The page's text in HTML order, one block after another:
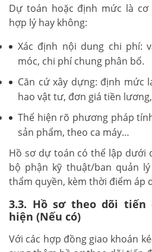
Dự toán hoặc định mức là
hợp lý hay không:
Xác định nội dung chi phí:
móc, chi phí chung phân bổ.
Căn cứ xây dựng: định mức
hao vật tư, đơn giá tiền
Thể hiện rõ phương pháp
sản phẩm, theo ca máy…
Hồ sơ dự toán có thể lập dưới
bộ phận kỹ thuật/ban quản
thẩm quyền, kèm thời điểm áp
3.3. Hồ sơ theo dõi
hiện (Nếu có)
Với các hợp đồng giao khoán